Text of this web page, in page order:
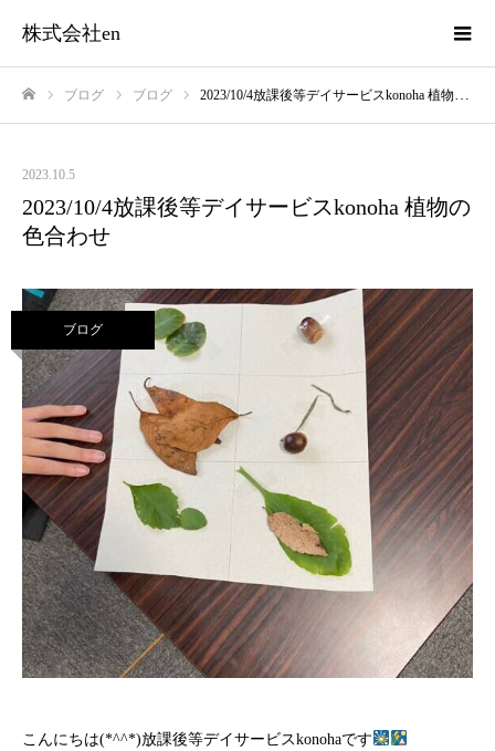
株式会社en
ブログ ブログ 2023/10/4放課後等デイサービスkonoha 植物の色合わせ
2023.10.5
2023/10/4放課後等デイサービスkonoha 植物の
色合わせ
ブログ
こんにちは(*^^*)放課後等デイサービスkonohaです